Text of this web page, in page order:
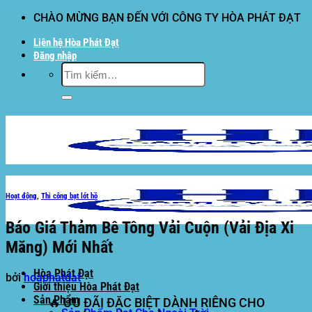
dung
CHÀO MỪNG BẠN ĐẾN VỚI CÔNG TY HÒA PHÁT ĐẠT
Liên hệ Hòa Phát Đạt
Đăng nhập
Tìm
kiếm:
Hòa Phát Đạt
Giới thiệu Hòa Phát Đạt
Sản Phẩm
Hoạt động, Thi công bạt lót hồ
Báo Giá Thảm Bê Tông Vải Cuộn (Vải Địa Xi
Măng) Mới Nhất
bởihoaphatdat
🔥ƯU ĐÃI ĐẶC BIỆT DÀNH RIÊNG CHO